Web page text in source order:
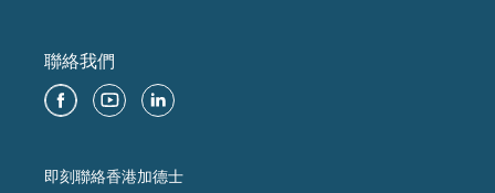
聯絡我們
即刻聯絡香港加德士